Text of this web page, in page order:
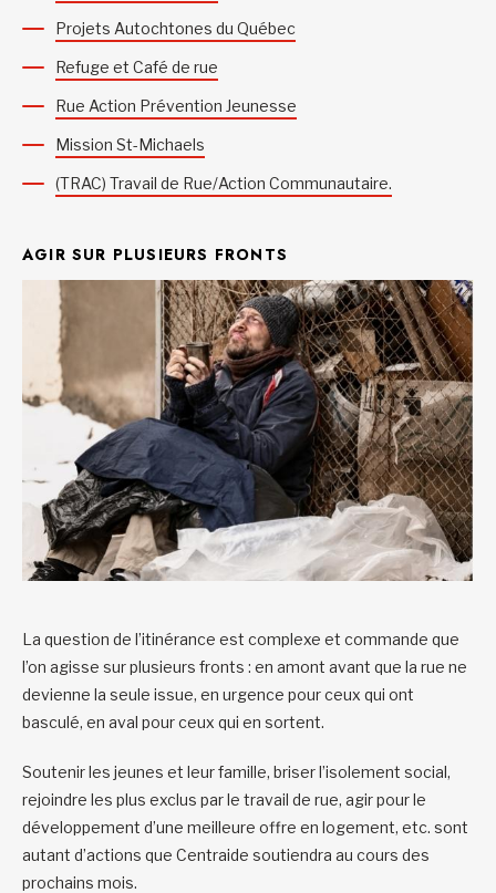
Projets Autochtones du Québec
Refuge et Café de rue
Rue Action Prévention Jeunesse
Mission St-Michaels
(TRAC) Travail de Rue/Action Communautaire.
AGIR SUR PLUSIEURS FRONTS
La question de l’itinérance est complexe et commande que
l’on agisse sur plusieurs fronts : en amont avant que la rue ne
devienne la seule issue, en urgence pour ceux qui ont
basculé, en aval pour ceux qui en sortent.
Soutenir les jeunes et leur famille, briser l’isolement social,
rejoindre les plus exclus par le travail de rue, agir pour le
développement d’une meilleure offre en logement, etc. sont
autant d’actions que Centraide soutiendra au cours des
prochains mois.